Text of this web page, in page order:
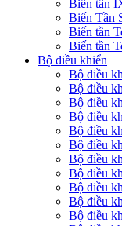
Biến tần
Biến Tần
Biến tần
Biến tần
Bộ điều khiển
Bộ điều
Bộ điều
Bộ điều
Bộ điều
Bộ điều
Bộ điều
Bộ điều
Bộ điều
Bộ điều
Bộ điều
Bộ điều